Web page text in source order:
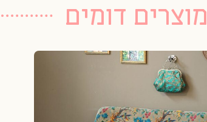
מוצרים דומים